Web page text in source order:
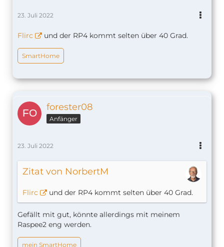
23. Juli 2022
Flirc und der RP4 kommt selten über 40 Grad.
SmartHome
forester08
Anfänger
23. Juli 2022
Zitat von NorbertM
Flirc und der RP4 kommt selten über 40 Grad.
Gefällt mit gut, könnte allerdings mit meinem
Raspee2 eng werden.
mein SmartHome